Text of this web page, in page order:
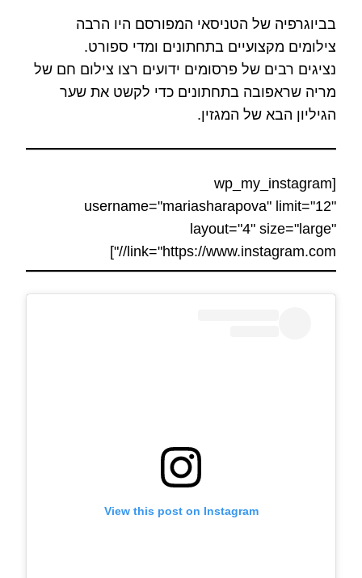
בביוגרפיה של הטניסאי המפורסם היו הרבה
צילומים מקצועיים בתחתונים ומדי ספורט.
נציגים רבים של פרסומים ידועים רצו צילום חם של
מריה שראפובה בתחתונים כדי לקשט את שער
הגיליון הבא של המגזין.
[wp_my_instagram
username="mariasharapova" limit="12"
layout="4" size="large"
link="https://www.instagram.com//"]
View this post on Instagram